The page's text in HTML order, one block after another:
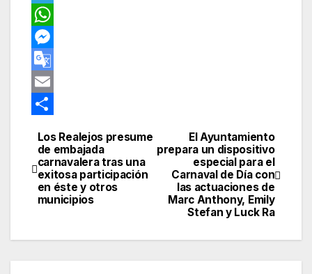
e
r
e
s
e
b
o
o
k
n
k
e
d
T
e
e
g
m
W
h
a
A
p
M
e
s
n
r
G
o
l
r
E
im
r
Navegación
de
entradas
El Ayuntamiento
prepara un dispositivo
especial para el
Carnaval de Día con
las actuaciones de
Marc Anthony, Emily
Stefan y Luck Ra
Los Realejos presume
de embajada
carnavalera tras una
exitosa participación
en éste y otros
municipios